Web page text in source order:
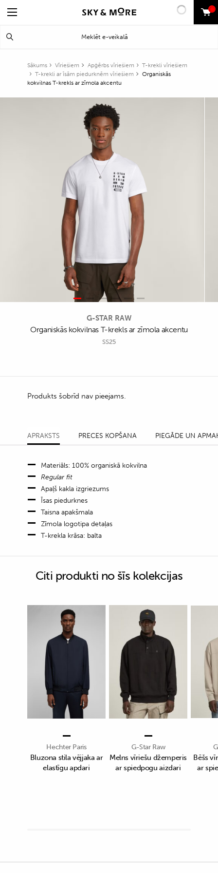
0
Sākums Vīriešiem Apģērbs vīriešiem
T-krekli vīriešiem
T-krekli ar īsām piedurknēm vīriešiem
Organiskās
kokvilnas T-krekls ar zīmola akcentu
G-STAR RAW
Organiskās kokvilnas T-krekls ar zīmola akcentu
SS25
Produkts šobrīd nav pieejams.
APRAKSTS PRECES KOPŠANA PIEGĀDE UN
Materiāls: 100% organiskā kokvilna
Regular fit
Apaļš kakla izgriezums
Īsas piedurknes
Taisna apakšmala
Zīmola logotipa detaļas
T-krekla krāsa: balta
Citi produkti no šīs kolekcijas
Hechter Paris
Bluzona stila vējjaka ar
elastīgu apdari
G-Star Raw
Melns vīriešu džemperis
ar spiedpogu aizdari
Bēšs
ar